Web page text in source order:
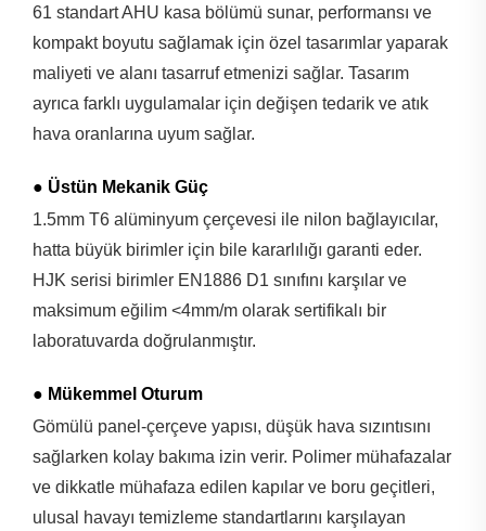
61 standart AHU kasa bölümü sunar, performansı ve
kompakt boyutu sağlamak için özel tasarımlar yaparak
maliyeti ve alanı tasarruf etmenizi sağlar. Tasarım
ayrıca farklı uygulamalar için değişen tedarik ve atık
hava oranlarına uyum sağlar.
● Üstün Mekanik Güç
1.5mm T6 alüminyum çerçevesi ile nilon bağlayıcılar,
hatta büyük birimler için bile kararlılığı garanti eder.
HJK serisi birimler EN1886 D1 sınıfını karşılar ve
maksimum eğilim <4mm/m olarak sertifikalı bir
laboratuvarda doğrulanmıştır.
● Mükemmel Oturum
Gömülü panel-çerçeve yapısı, düşük hava sızıntısını
sağlarken kolay bakıma izin verir. Polimer mühafazalar
ve dikkatle mühafaza edilen kapılar ve boru geçitleri,
ulusal havayı temizleme standartlarını karşılayan